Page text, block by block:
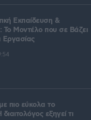
Εκπαίδευση &
Το Mοντέλο που σε Bάζει
πιο εύκολα το
εξηγεί τι